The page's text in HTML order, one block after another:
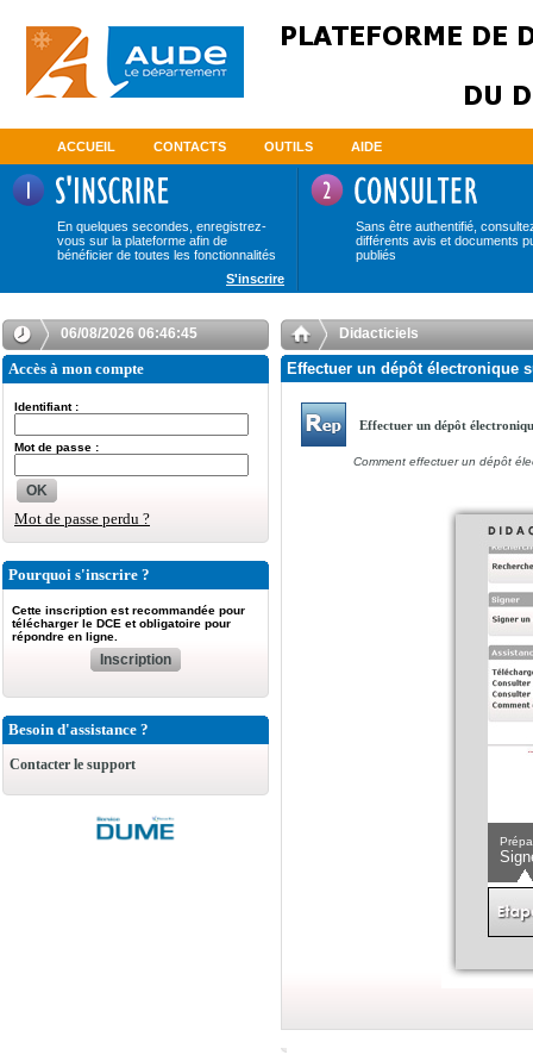
ACCUEIL CONTACTS OUTILS AIDE
En quelques secondes, enregistrez-
vous sur la plateforme afin de
bénéficier de toutes les fonctionnalités
Sans être authentifié,
différents avis et documents
publiés
S'inscrire
06/08/2026 06:46:45
Accès à mon compte
Identifiant :
Mot de passe :
OK
Mot de passe perdu ?
Pourquoi s'inscrire ?
Cette inscription est recommandée pour
télécharger le DCE et obligatoire pour
répondre en ligne.
Inscription
Besoin d'assistance ?
Contacter le support
Didacticiels
Effectuer un dépôt électronique
Effectuer un dépôt
Comment effectuer un dépôt